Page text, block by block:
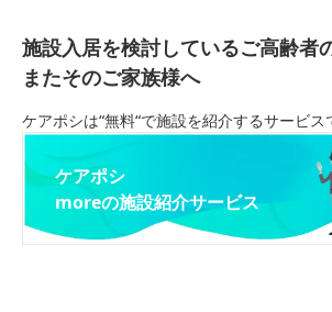
施設入居を検討しているご高齢者
またそのご家族様へ
ケアポシは“無料“で施設を紹介するサービス
ケアポシ
moreの施設紹介サービス